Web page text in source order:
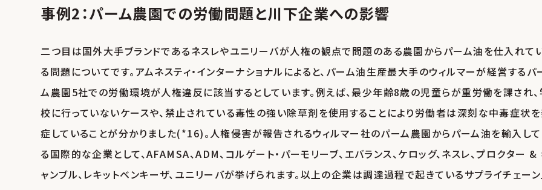
事例2：パーム農園での労働問題と川下企業への影響
二つ目は国外大手ブランドであるネスレやユニリーバが人権の観点で問題のある農園からパーム油を仕入れて
る問題についてです。アムネスティ・インターナショナルによると、パーム油生産最大手のウィルマーが経営するパ
ム農園5社での労働環境が人権違反に該当するとしています。例えば、最少年齢8歳の児童らが重労働を課され、
校に行っていないケースや、禁止されている毒性の強い除草剤を使用することにより労働者は深刻な中毒症状
症していることが分かりました(*16)。人権侵害が報告されるウィルマー社のパーム農園からパーム油を輸入し
る国際的な企業として、AFAMSA、ADM、コルゲート・パーモリーブ、エバランス、ケロッグ、ネスレ、プロクター &
ャンブル、レキットベンキーザ、ユニリーバが挙げられます。以上の企業は調達過程で起きているサプライチェー